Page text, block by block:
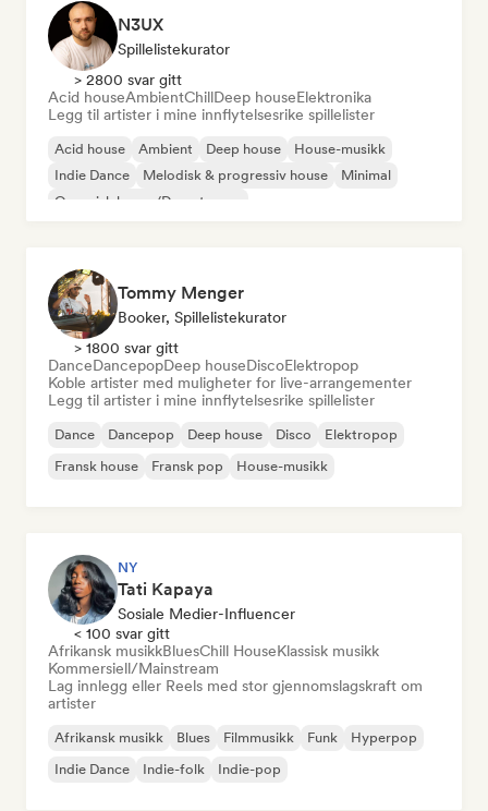
N3UX
Spillelistekurator
> 2800 svar gitt
Acid houseAmbientChillDeep houseElektronika
Legg til artister i mine innflytelsesrike spillelister
Acid house Ambient Deep house
House-musikk
Indie Dance
Melodisk & progressiv house
Minimal
Organisk house/Downtempo
Tommy Menger
Booker, Spillelistekurator
> 1800 svar gitt
DanceDancepopDeep houseDiscoElektropop
Koble artister med muligheter for live-arrangementer
Legg til artister i mine innflytelsesrike spillelister
Dance Dancepop Deep house Disco
Elektropop
Fransk house
Fransk pop House-musikk
NY
Tati Kapaya
Sosiale Medier-Influencer
< 100 svar gitt
Afrikansk musikkBluesChill HouseKlassisk musikk
Kommersiell/Mainstream
Lag innlegg eller Reels med stor gjennomslagskraft om
artister
Afrikansk musikk Blues Filmmusikk Funk
Hyperpop
Indie Dance
Indie-folk Indie-pop